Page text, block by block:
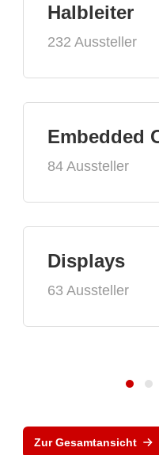
Halbleiter
232 Aussteller
Embedded
84 Aussteller
Displays
63 Aussteller
Zur Gesamtansicht